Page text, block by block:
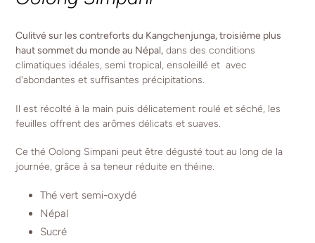
votre
panier
Culitvé sur les contreforts du Kangchenjunga, troisième plus
haut sommet du monde au Népal, dans des conditions
climatiques idéales, semi tropical, ensoleillé et avec
d'abondantes et suffisantes précipitations.
Il est récolté à la main puis délicatement roulé et séché, les
feuilles offrent des arômes délicats et suaves.
Ce thé Oolong Simpani peut être dégusté tout au long de la
journée, grâce à sa teneur réduite en théine.
Thé vert semi-oxydé
Népal
Sucré